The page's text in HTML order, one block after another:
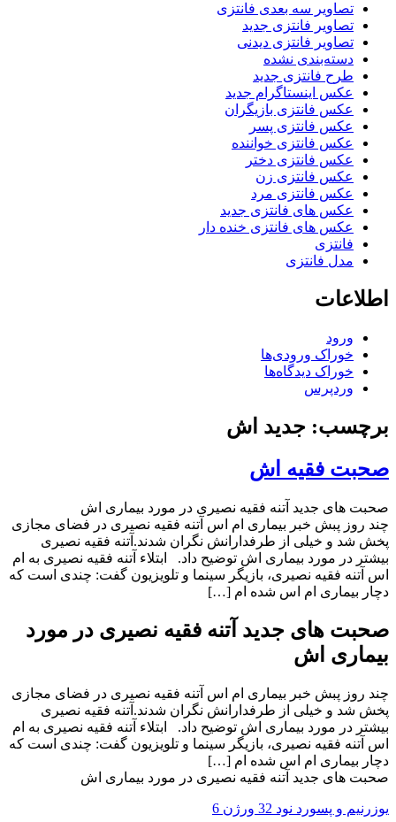
تصاویر سه بعدی فانتزی
تصاویر فانتزی جدید
تصاویر فانتزی دیدنی
دسته‌بندی نشده
طرح فانتزی جدید
عکس اینستاگرام جدید
عکس فانتزی بازیگران
عکس فانتزی پسر
عکس فانتزی خواننده
عکس فانتزی دختر
عکس فانتزی زن
عکس فانتزی مرد
عکس های فانتزی جدید
عکس های فانتزی خنده دار
فانتزی
مدل فانتزی
اطلاعات
ورود
خوراک ورودی‌ها
خوراک دیدگاه‌ها
وردپرس
برچسب: جدید اش
صحبت فقیه اش
صحبت های جدید آتنه فقیه نصیری در مورد بیماری اش
چند روز پبش خبر بیماری ام اس آتنه فقیه نصیری در فضای مجازی
پخش شد و خیلی از طرفدارانش نگران شدند.آتنه فقیه نصیری
بیشتر در مورد بیماری اش توضیح داد. ابتلاء آتنه فقیه نصیری به ام
اس آتنه فقیه نصیری، بازیگر سینما و تلویزیون گفت: چندی است که
دچار بیماری ام اس شده ام […]
صحبت های جدید آتنه فقیه نصیری در مورد
بیماری اش
چند روز پبش خبر بیماری ام اس آتنه فقیه نصیری در فضای مجازی
پخش شد و خیلی از طرفدارانش نگران شدند.آتنه فقیه نصیری
بیشتر در مورد بیماری اش توضیح داد. ابتلاء آتنه فقیه نصیری به ام
اس آتنه فقیه نصیری، بازیگر سینما و تلویزیون گفت: چندی است که
دچار بیماری ام اس شده ام […]
صحبت های جدید آتنه فقیه نصیری در مورد بیماری اش
یوزرنیم و پسورد نود 32 ورژن 6